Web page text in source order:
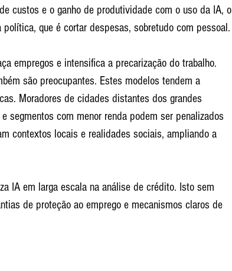
custos e o ganho de produtividade com o uso da IA, o
que é cortar despesas, sobretudo com pessoal.
empregos e intensifica a precarização do trabalho.
são preocupantes. Estes modelos tendem a
Moradores de cidades distantes dos grandes
segmentos com menor renda podem ser penalizados
contextos locais e realidades sociais, ampliando a
IA em larga escala na análise de crédito. Isto sem
de proteção ao emprego e mecanismos claros de